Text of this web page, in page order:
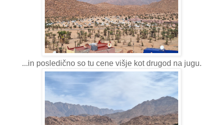
...in posledično so tu cene višje kot drugod na jugu.